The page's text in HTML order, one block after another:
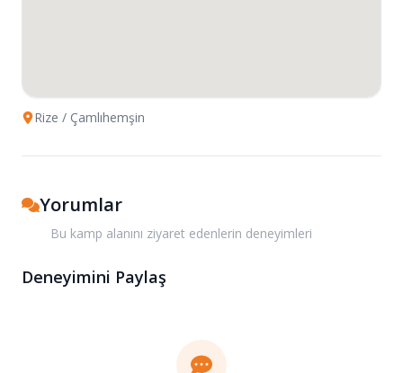
Rize / Çamlıhemşin
Yorumlar
Bu kamp alanını ziyaret edenlerin deneyimleri
Deneyimini Paylaş